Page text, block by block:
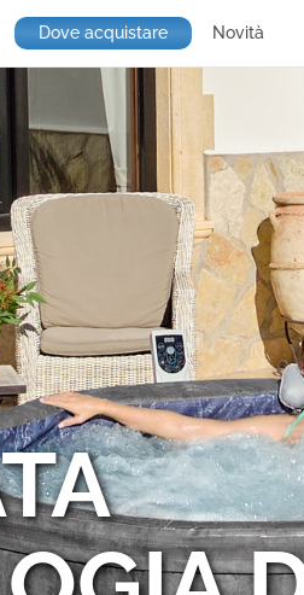
Dove acquistare Novità